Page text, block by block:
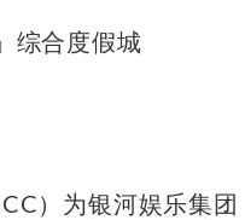
综合度假城
）为银河娱乐集团